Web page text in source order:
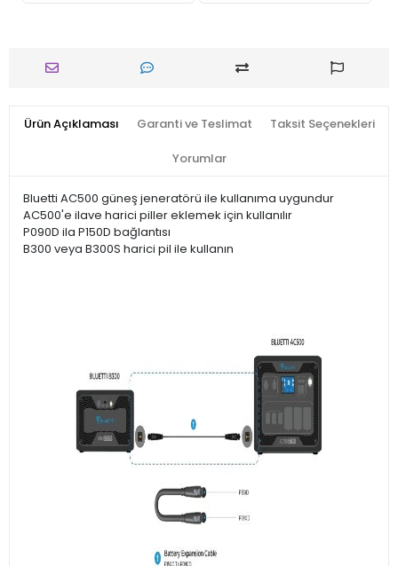
Ürün Açıklaması Garanti ve Teslimat Taksit Seçenekleri
Yorumlar
Bluetti AC500 güneş jeneratörü ile kullanıma uygundur
AC500'e ilave harici piller eklemek için kullanılır
P090D ila P150D bağlantısı
B300 veya B300S harici pil ile kullanın